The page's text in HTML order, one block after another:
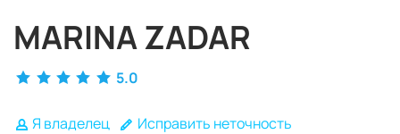
MARINA ZADAR
5.0
Я владелец Исправить неточность